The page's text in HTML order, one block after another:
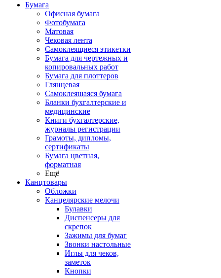
Бумага
Офисная бумага
Фотобумага
Матовая
Чековая лента
Самоклеящиеся этикетки
Бумага для чертежных и
копировальных работ
Бумага для плоттеров
Глянцевая
Самоклеящаяся бумага
Бланки бухгалтерские и
медицинские
Книги бухгалтерские,
журналы регистрации
Грамоты, дипломы,
сертификаты
Бумага цветная,
форматная
Ещё
Канцтовары
Обложки
Канцелярские мелочи
Булавки
Диспенсеры для
скрепок
Зажимы для бумаг
Звонки настольные
Иглы для чеков,
заметок
Кнопки